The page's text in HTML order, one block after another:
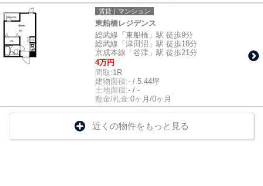
賃貸｜マンション
東船橋レジデンス
総武線「東船橋」駅 徒歩9分
総武線「津田沼」駅 徒歩18分
京成本線「谷津」駅 徒歩21分
4万円
間取:1R
建物面積:- / 5.44坪
土地面積:- / -
敷金/礼金:0ヶ月/0ヶ月
近くの物件をもっと見る